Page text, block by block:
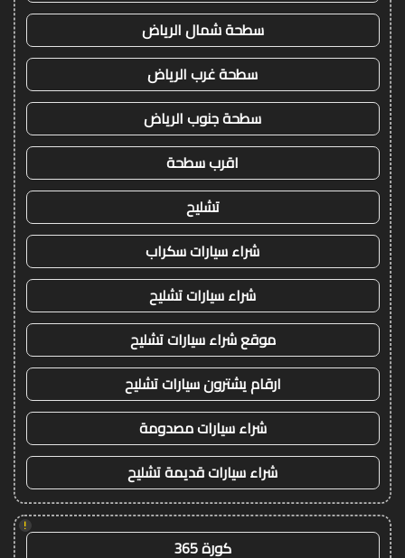
سطحة شمال الرياض
سطحة غرب الرياض
سطحة جنوب الرياض
اقرب سطحة
تشليح
شراء سيارات سكراب
شراء سيارات تشليح
موقع شراء سيارات تشليح
ارقام يشترون سيارات تشليح
شراء سيارات مصدومة
شراء سيارات قديمة تشليح
!
كورة 365